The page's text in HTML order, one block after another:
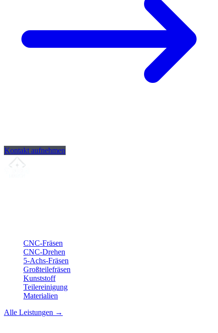
Kontakt aufnehmen
CNC-Fräsen
CNC-Drehen
5-Achs-Fräsen
Großteilefräsen
Kunststoff
Teilereinigung
Materialien
Alle Leistungen →